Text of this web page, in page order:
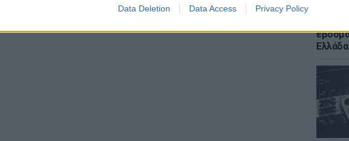
Data Deletion Data Access Privacy Policy
Ελλάδα